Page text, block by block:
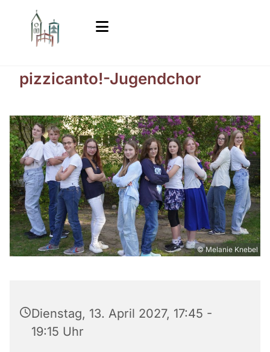
pizzicanto!-Jugendchor
© Melanie Knebel
Dienstag, 13. April 2027, 17:45 -
19:15 Uhr